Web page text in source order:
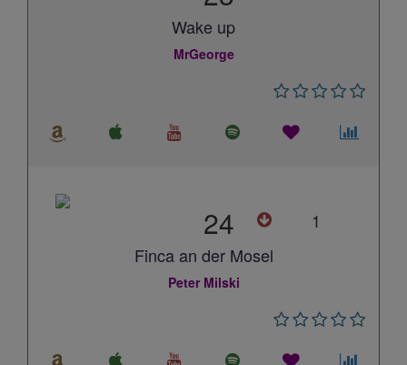
Wake up
MrGeorge
24
1
Finca an der Mosel
Peter Milski